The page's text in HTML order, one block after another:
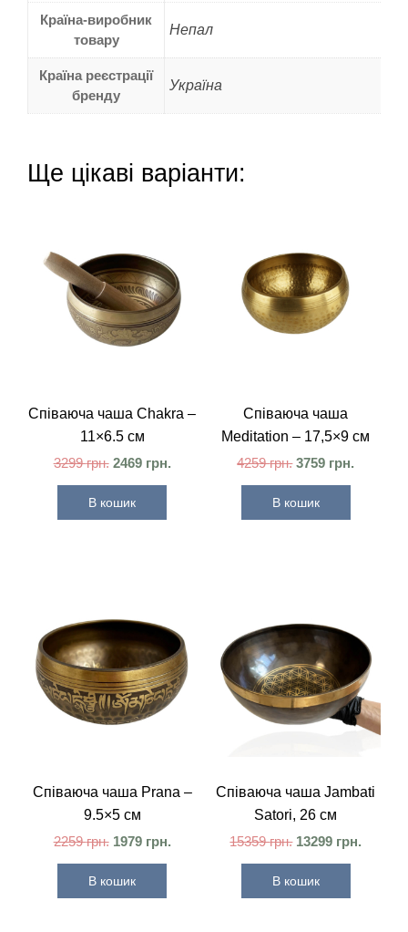
Країна-виробник
товару
Непал
Країна реєстрації
бренду
Україна
Ще цікаві варіанти:
Співаюча чаша Chakra –
11×6.5 см
3299грн. 2469 грн.
В кошик
Співаюча чаша
Meditation – 17,5×9 см
4259грн. 3759 грн.
В кошик
Співаюча чаша Prana –
9.5×5 см
2259грн. 1979 грн.
В кошик
Співаюча чаша Jambati
Satori, 26 см
15359грн. 13299 грн.
В кошик